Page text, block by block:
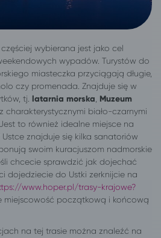
wybierana jest jako cel
wypadów. Turystów do
miasteczka przyciągają długie,
czy promenada. Znajduje się w
tj. latarnia morska, Muzeum
z charakterystycznymi biało-czarnymi
to również idealne miejsce na
Ustce znajduje się kilka sanatoriów
swoim kuracjuszom nadmorskie
chcecie sprawdzić jak dojechać
dojedziecie do Ustki zerknijcie na
www.hoper.pl/trasy-krajowe?
miejscowość początkową i końcową
na tej trasie można znaleźć na